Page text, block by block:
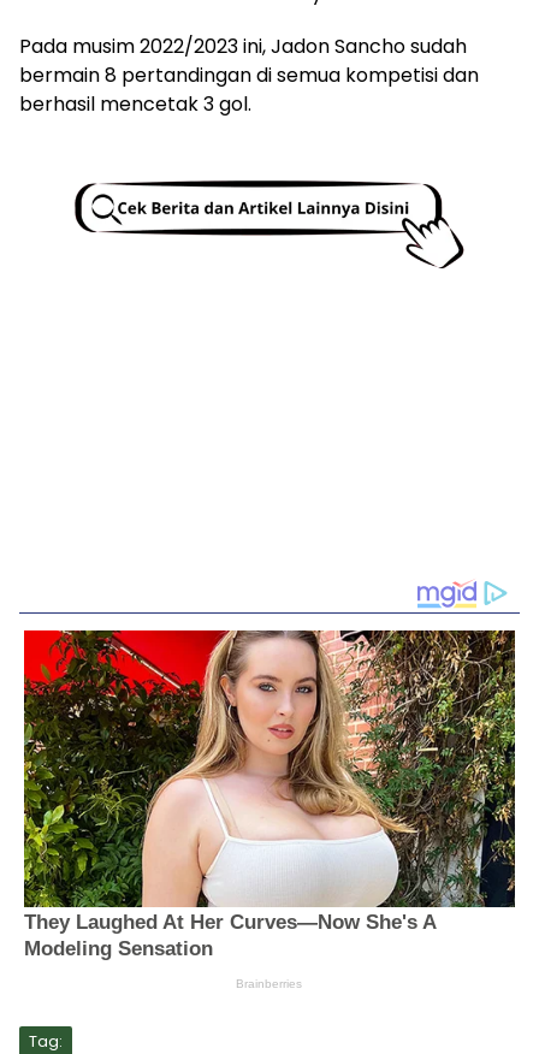
Pada musim 2022/2023 ini, Jadon Sancho sudah
bermain 8 pertandingan di semua kompetisi dan
berhasil mencetak 3 gol.
Tag: